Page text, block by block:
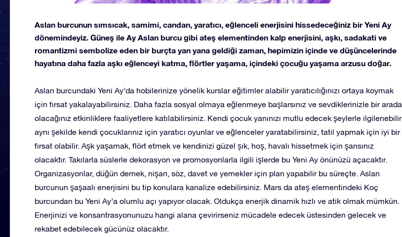
Aslan burcunun sımsıcak, samimi, candan, yaratıcı, eğlenceli enerjisini hissedeceğiniz bir Yeni Ay
dönemindeyiz. Güneş ile Ay Aslan burcu gibi ateş elementinden kalp enerjisini, aşkı, sadakati ve
romantizmi sembolize eden bir burçta yan yana geldiği zaman, hepimizin içinde ve düşüncelerinde
hayatına daha fazla aşkı eğlenceyi katma, flörtler yaşama, içindeki çocuğu yaşama arzusu doğar.
Aslan burcundaki Yeni Ay’da hobilerinize yönelik kurslar eğitimler alabilir yaratıcılığınızı ortaya koymak
için fırsat yakalayabilirsiniz. Daha fazla sosyal olmaya eğlenmeye başlarsınız ve sevdiklerinizle bir arada
olacağınız etkinliklere faaliyetlere katılabilirsiniz. Kendi çocuk yanınızı mutlu edecek şeylerle ilgilenebilir
aynı şekilde kendi çocuklarınız için yaratıcı oyunlar ve eğlenceler yaratabilirsiniz, tatil yapmak için iyi bir
fırsat olabilir. Aşk yaşamak, flört etmek ve kendinizi güzel şık, hoş, havalı hissetmek için şansınız
olacaktır. Takılarla süslerle dekorasyon ve promosyonlarla ilgili işlerde bu Yeni Ay önünüzü açacaktır.
Organizasyonlar, düğün dernek, nişan, söz, davet ve yemekler için plan yapabilir bu süreçte. Aslan
burcunun şaşaalı enerjisini bu tip konulara kanalize edebilirsiniz. Mars da ateş elementindeki Koç
burcundan bu Yeni Ay’a olumlu açı yapıyor olacak. Oldukça enerjik dinamik hızlı ve atik olmak mümkün.
Enerjinizi ve konsantrasyonunuzu hangi alana çevirirseniz mücadele edecek üstesinden gelecek ve
rekabet edebilecek gücünüz olacaktır.